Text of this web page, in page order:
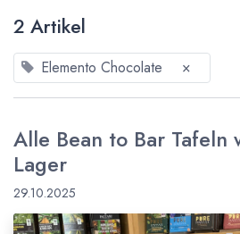
2 Artikel
Elemento Chocolate ×
Alle Bean to Bar Tafeln
Lager
29.10.2025